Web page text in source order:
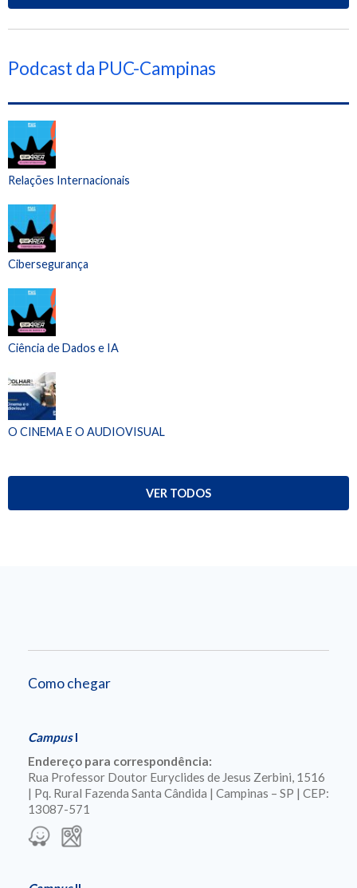
Podcast da PUC-Campinas
Relações Internacionais
Cibersegurança
Ciência de Dados e IA
O CINEMA E O AUDIOVISUAL
VER TODOS
Como chegar
CampusI
Endereço para correspondência:
Rua Professor Doutor Euryclides de Jesus Zerbini, 1516
| Pq. Rural Fazenda Santa Cândida | Campinas – SP | CEP:
13087-571